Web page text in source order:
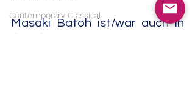
Contemporary Classical
Classical
Masaki Batoh ist/war auch in